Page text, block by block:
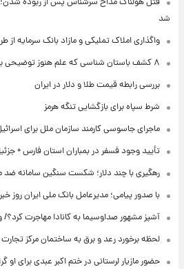
شد
واگذاری املاک تملیکی و مازاد بانک سرمایه از
۸ کشف باستان شناسی که علم هنوز توضیحی برای آنها ندارد+ تصاویر
بررسی رابطه قیمت طلا و دلار در ایران
شرط سپاه برای بازگشایی تنگه هرمز
ماجرای جاسوسی کارمند سازمان ملل برای
تأیید وجود فسفر در بمباران استان فارس +
رهگیری با چند دلار؛ شکست سنگین سامانه
با صدور پیامی؛ مدیرعامل بانک ملی ایران روز
آشپز مشهور صداوسیما به کانادا مهاجرت کرد؟/
لحظه برخورد رعد و برق به ساختمان مرکز تجارت
حضور مازیار لرستانی در ختم اکبر عبدی برای او